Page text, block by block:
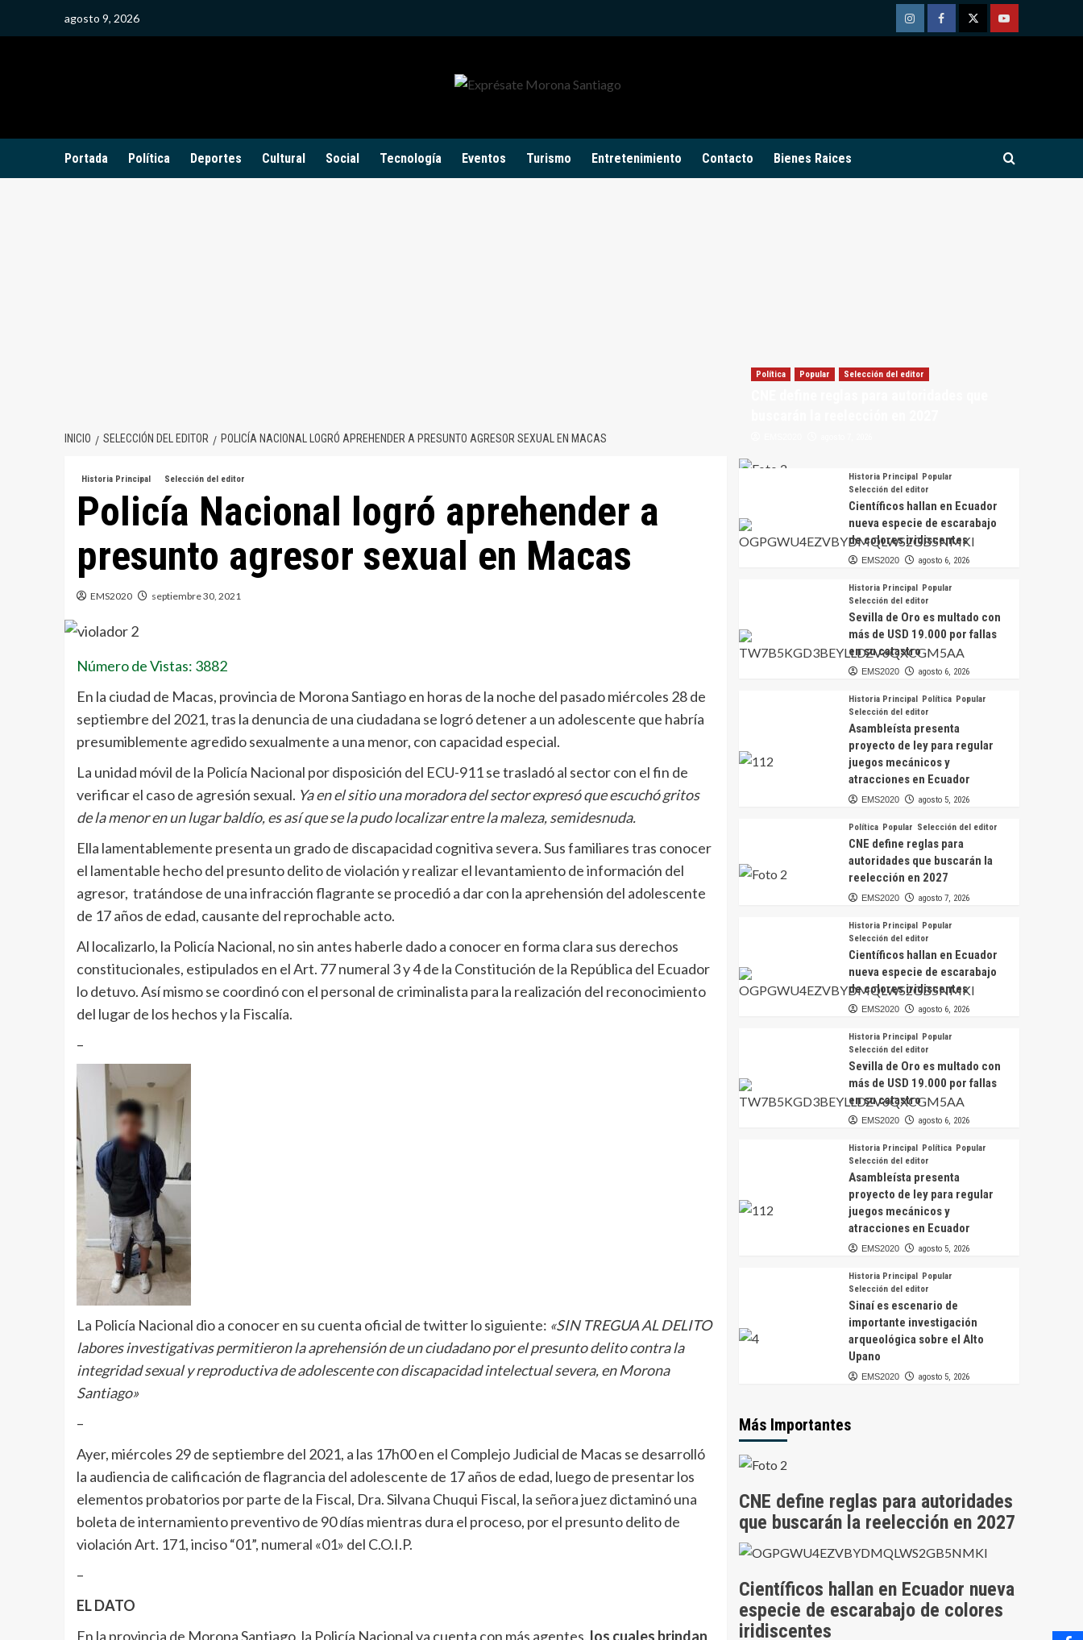
agosto 9, 2026
InstagramFacebookTwitterYoutube
Portada Política Deportes Cultural Social Tecnología Eventos Turismo Entretenimiento Contacto Bienes Raices
INICIO SELECCIÓN DEL EDITOR POLICÍA NACIONAL LOGRÓ APREHENDER A PRESUNTO AGRESOR SEXUAL EN MACAS
Historia Principal Selección del editor
Policía Nacional logró aprehender a
presunto agresor sexual en Macas
EMS2020 septiembre 30, 2021
Número de Vistas: 3882
En la ciudad de Macas, provincia de Morona Santiago en horas de la noche del pasado miércoles 28 de
septiembre del 2021, tras la denuncia de una ciudadana se logró detener a un adolescente que habría
presumiblemente agredido sexualmente a una menor, con capacidad especial.
La unidad móvil de la Policía Nacional por disposición del ECU-911 se trasladó al sector con el fin de
verificar el caso de agresión sexual. Ya en el sitio una moradora del sector expresó que escuchó gritos
de la menor en un lugar baldío, es así que se la pudo localizar entre la maleza, semidesnuda.
Ella lamentablemente presenta un grado de discapacidad cognitiva severa. Sus familiares tras conocer
el lamentable hecho del presunto delito de violación y realizar el levantamiento de información del
agresor, tratándose de una infracción flagrante se procedió a dar con la aprehensión del adolescente
de 17 años de edad, causante del reprochable acto.
Al localizarlo, la Policía Nacional, no sin antes haberle dado a conocer en forma clara sus derechos
constitucionales, estipulados en el Art. 77 numeral 3 y 4 de la Constitución de la República del Ecuador
lo detuvo. Así mismo se coordinó con el personal de criminalista para la realización del reconocimiento
del lugar de los hechos y la Fiscalía.
–
La Policía Nacional dio a conocer en su cuenta oficial de twitter lo siguiente: «SIN TREGUA AL DELITO
labores investigativas permitieron la aprehensión de un ciudadano por el presunto delito contra la
integridad sexual y reproductiva de adolescente con discapacidad intelectual severa, en Morona
Santiago»
–
Ayer, miércoles 29 de septiembre del 2021, a las 17h00 en el Complejo Judicial de Macas se desarrolló
la audiencia de calificación de flagrancia del adolescente de 17 años de edad, luego de presentar los
elementos probatorios por parte de la Fiscal, Dra. Silvana Chuqui Fiscal, la señora juez dictaminó una
boleta de internamiento preventivo de 90 días mientras dura el proceso, por el presunto delito de
violación Art. 171, inciso “01”, numeral «01» del C.O.I.P.
–
EL DATO
En la provincia de Morona Santiago, la Policía Nacional ya cuenta con más agentes, los cuales brindan
Política Popular Selección del editor
Historia Principal
Popular
Selección del editor
Científicos hallan en Ecuador
nueva especie de escarabajo
de colores iridiscentes
EMS2020 agosto 6, 2026
Historia Principal
Popular
Selección del editor
Sevilla de Oro es multado con
más de USD 19.000 por fallas
en su catastro
EMS2020 agosto 6, 2026
Historia Principal Política Popular
Selección del editor
Asambleísta presenta
proyecto de ley para regular
juegos mecánicos y
atracciones en Ecuador
EMS2020 agosto 5, 2026
Política Popular Selección del editor
CNE define reglas para
autoridades que buscarán la
reelección en 2027
EMS2020 agosto 7, 2026
Historia Principal
Popular
Selección del editor
Científicos hallan en Ecuador
nueva especie de escarabajo
de colores iridiscentes
EMS2020 agosto 6, 2026
Historia Principal
Popular
Selección del editor
Sevilla de Oro es multado con
más de USD 19.000 por fallas
en su catastro
EMS2020 agosto 6, 2026
Historia Principal Política Popular
Selección del editor
Asambleísta presenta
proyecto de ley para regular
juegos mecánicos y
atracciones en Ecuador
EMS2020 agosto 5, 2026
Historia Principal
Popular
Selección del editor
Sinaí es escenario de
importante investigación
arqueológica sobre el Alto
Upano
EMS2020 agosto 5, 2026
Más Importantes
CNE define reglas para autoridades
que buscarán la reelección en 2027
Científicos hallan en Ecuador nueva
especie de escarabajo de colores
iridiscentes